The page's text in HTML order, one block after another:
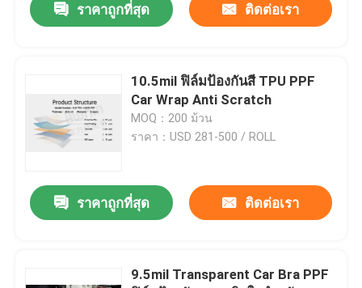
พีพีเอฟ คาร์แรป
ฟิล์มห่อรถ
ฟิล์มหลังคาพาโนรามา
ฟิล์มกันความร้อนอาคาร
ราคาถูกที่สุด ติดต่อเรา
10.5mil ฟิล์มป้องกันสี TPU PPF
Car Wrap Anti Scratch
MOQ：200 ม้วน
ราคา：USD 281-500 / ROLL
ราคาถูกที่สุด ติดต่อเรา
9.5mil Transparent Car Bra PPF